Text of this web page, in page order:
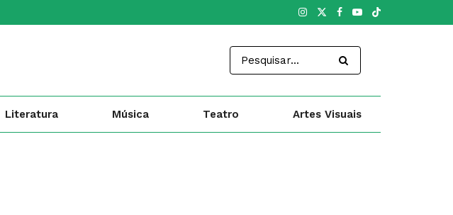
Literatura Música Teatro Artes Visuais